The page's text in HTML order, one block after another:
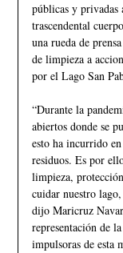
públicas y privadas
trascendental
una rueda de
de limpieza a
por el Lago San
“Durante la
abiertos donde se
esto ha incurrido
residuos. Es por
limpieza,
cuidar nuestro
dijo Maricruz
representación de
impulsoras de esta